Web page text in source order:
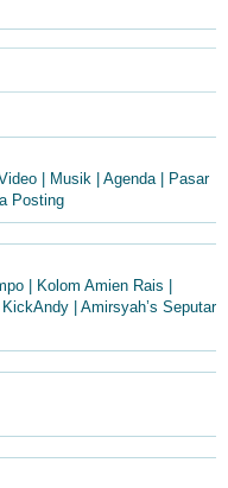
| Musik | Agenda | Pasar
Posting
| Kolom Amien Rais |
KickAndy | Amirsyah’s Seputar